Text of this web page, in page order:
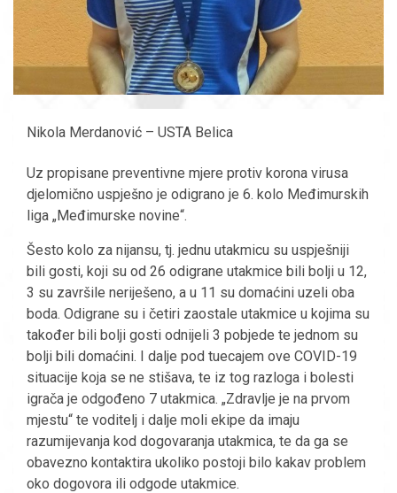
Nikola Merdanović – USTA Belica
Uz propisane preventivne mjere protiv korona virusa
djelomično uspješno je odigrano je 6. kolo Međimurskih
liga „Međimurske novine“.
Šesto kolo za nijansu, tj. jednu utakmicu su uspješniji
bili gosti, koji su od 26 odigrane utakmice bili bolji u 12,
3 su završile neriješeno, a u 11 su domaćini uzeli oba
boda. Odigrane su i četiri zaostale utakmice u kojima su
također bili bolji gosti odnijeli 3 pobjede te jednom su
bolji bili domaćini. I dalje pod tuecajem ove COVID-19
situacije koja se ne stišava, te iz tog razloga i bolesti
igrača je odgođeno 7 utakmica. „Zdravlje je na prvom
mjestu“ te voditelj i dalje moli ekipe da imaju
razumijevanja kod dogovaranja utakmica, te da ga se
obavezno kontaktira ukoliko postoji bilo kakav problem
oko dogovora ili odgode utakmice.